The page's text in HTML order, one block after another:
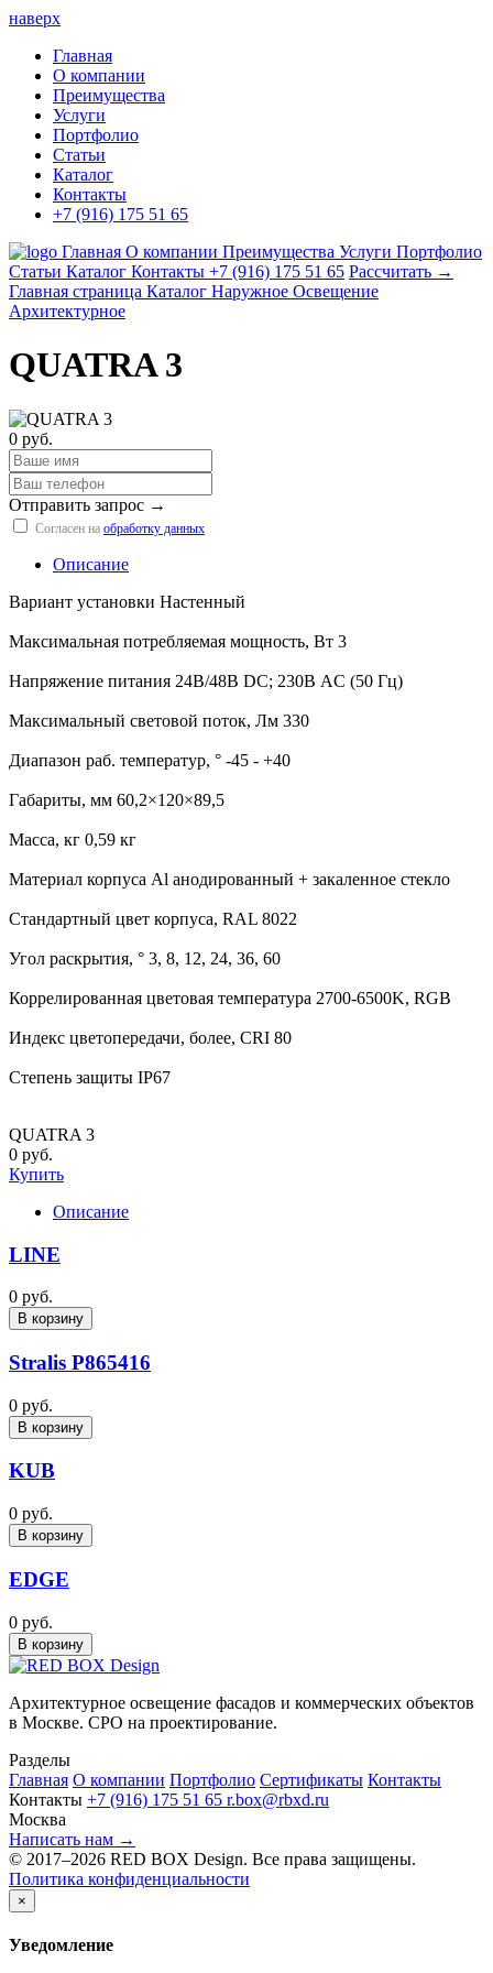
наверх
Главная
О компании
Преимущества
Услуги
Портфолио
Статьи
Каталог
Контакты
+7 (916) 175 51 65
Главная О компании Преимущества Услуги Портфолио
Статьи Каталог Контакты +7 (916) 175 51 65 Рассчитать →
Главная страница Каталог Наружное Освещение
Архитектурное
QUATRA 3
0 руб.
Отправить запрос →
Согласен на обработку данных
Описание
Вариант установки Настенный
Максимальная потребляемая мощность, Вт 3
Напряжение питания 24В/48В DC; 230В AC (50 Гц)
Максимальный световой поток, Лм 330
Диапазон раб. температур, ° -45 - +40
Габариты, мм 60,2×120×89,5
Масса, кг 0,59 кг
Материал корпуса Al анодированный + закаленное стекло
Стандартный цвет корпуса, RAL 8022
Угол раскрытия, ° 3, 8, 12, 24, 36, 60
Коррелированная цветовая температура 2700-6500K, RGB
Индекс цветопередачи, более, CRI 80
Степень защиты IP67
QUATRA 3
0 руб.
Купить
Описание
LINE
0 руб.
В корзину
Stralis P865416
0 руб.
В корзину
KUB
0 руб.
В корзину
EDGE
0 руб.
В корзину
Архитектурное освещение фасадов и коммерческих объектов
в Москве. СРО на проектирование.
Разделы
Главная О компании Портфолио Сертификаты Контакты
Контакты +7 (916) 175 51 65 r.box@rbxd.ru
Москва
Написать нам →
© 2017–2026 RED BOX Design. Все права защищены.
Политика конфиденциальности
×
Уведомление